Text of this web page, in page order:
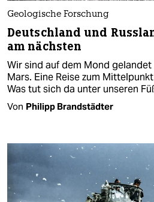
Geologische Forschung
Deutschland und
am nächsten
Wir sind auf dem Mond
Mars. Eine Reise zum
Was tut sich da unter unseren
Von Philipp Brandstädter